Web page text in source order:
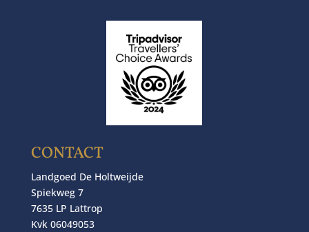
CONTACT
Landgoed De Holtweijde
Spiekweg 7
7635 LP Lattrop
Kvk 06049053